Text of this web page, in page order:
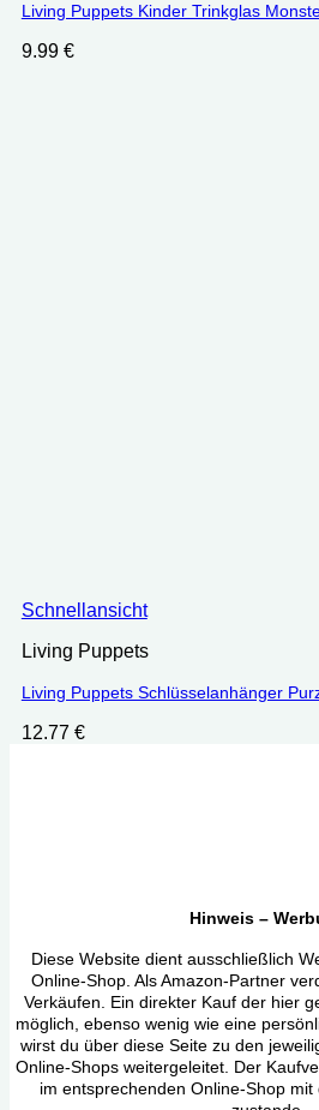
Living Puppets Kinder Trinkglas
9.99 €
Schnellansicht
Living Puppets
Living Puppets Schlüsselanhänger
12.77 €
Hinweis –
Diese Website dient ausschließlich
Online-Shop. Als Amazon-Partner
Verkäufen. Ein direkter Kauf der hier
möglich, ebenso wenig wie eine
wirst du über diese Seite zu den
Online-Shops weitergeleitet. Der
im entsprechenden Online-Shop